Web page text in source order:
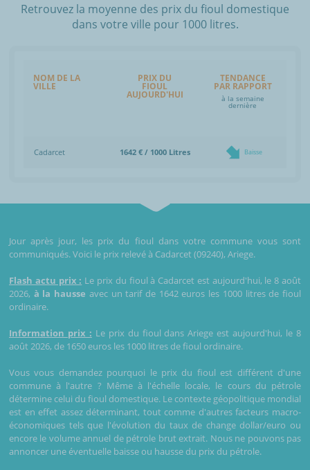
Retrouvez la moyenne des prix du fioul domestique
dans votre ville pour 1000 litres.
NOM DE LA
VILLE
PRIX DU
FIOUL
AUJOURD'HUI
TENDANCE
PAR RAPPORT
à la semaine
dernière
Cadarcet 1642 € / 1000 Litres Baisse
Jour après jour, les prix du fioul dans votre commune vous sont
communiqués. Voici le prix relevé à Cadarcet (09240), Ariege.
Flash actu prix : Le prix du fioul à Cadarcet est aujourd'hui, le 8 août
2026, à la hausse avec un tarif de 1642 euros les 1000 litres de fioul
ordinaire.
Information prix : Le prix du fioul dans Ariege est aujourd'hui, le 8
août 2026, de 1650 euros les 1000 litres de fioul ordinaire.
Vous vous demandez pourquoi le prix du fioul est différent d'une
commune à l'autre ? Même à l'échelle locale, le cours du pétrole
détermine celui du fioul domestique. Le contexte géopolitique mondial
est en effet assez déterminant, tout comme d'autres facteurs macro-
économiques tels que l'évolution du taux de change dollar/euro ou
encore le volume annuel de pétrole brut extrait. Nous ne pouvons pas
annoncer une éventuelle baisse ou hausse du prix du pétrole.